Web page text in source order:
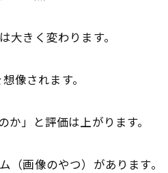
きく変わります。
像されます。
」と評価は上がります。
画像のやつ）があります。